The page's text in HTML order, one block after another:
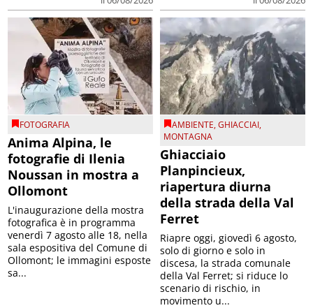
FOTOGRAFIA
Anima Alpina, le
fotografie di Ilenia
Noussan in mostra a
Ollomont
L'inaugurazione della mostra
fotografica è in programma
venerdì 7 agosto alle 18, nella
sala espositiva del Comune di
Ollomont; le immagini esposte
sa...
AMBIENTE,GHIACCIAI,
MONTAGNA
Ghiacciaio
Planpincieux,
riapertura diurna
della strada della Val
Ferret
Riapre oggi, giovedì 6 agosto,
solo di giorno e solo in
discesa, la strada comunale
della Val Ferret; si riduce lo
scenario di rischio, in
movimento u...